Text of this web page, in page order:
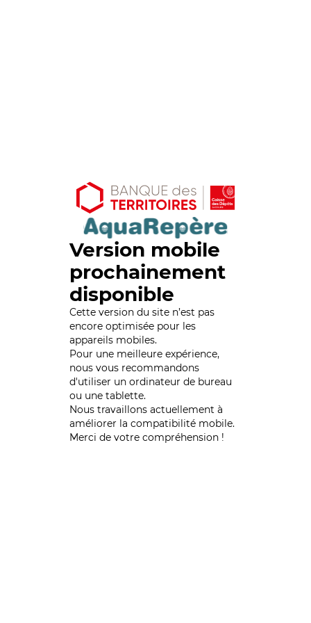
Version mobile
prochainement
disponible
Cette version du site n’est pas
encore optimisée pour les
appareils mobiles.
Pour une meilleure expérience,
nous vous recommandons
d'utiliser un ordinateur de bureau
ou une tablette.
Nous travaillons actuellement à
améliorer la compatibilité mobile.
Merci de votre compréhension !